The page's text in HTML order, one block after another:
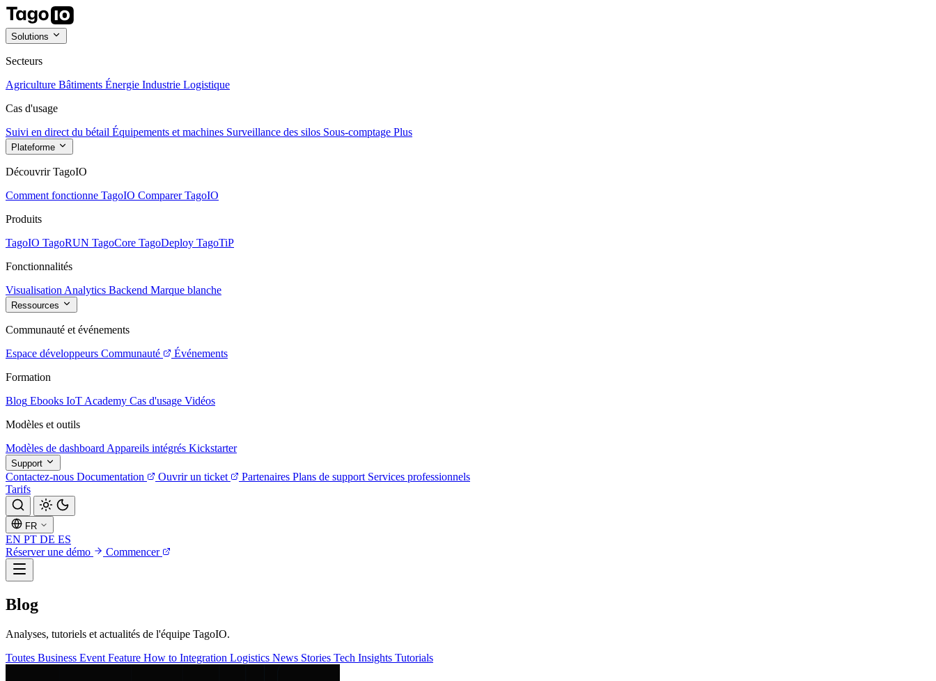
Solutions
Secteurs
Agriculture Bâtiments Énergie Industrie Logistique
Cas d'usage
Suivi en direct du bétail Équipements et machines Surveillance des silos Sous-comptage Plus
Plateforme
Découvrir TagoIO
Comment fonctionne TagoIO Comparer TagoIO
Produits
TagoIO TagoRUN TagoCore TagoDeploy TagoTiP
Fonctionnalités
Visualisation Analytics Backend Marque blanche
Ressources
Communauté et événements
Espace développeurs Communauté
Événements
Formation
Blog Ebooks IoT Academy Cas d'usage Vidéos
Modèles et outils
Modèles de dashboard Appareils intégrés Kickstarter
Support
Contactez-nous Documentation Ouvrir un ticket Partenaires Plans de support Services professionnels
Tarifs
FR
EN PT DE ES
Réserver une démo
Commencer
Blog
Analyses, tutoriels et actualités de l'équipe TagoIO.
Toutes Business Event Feature How to Integration Logistics News Stories Tech Insights Tutorials